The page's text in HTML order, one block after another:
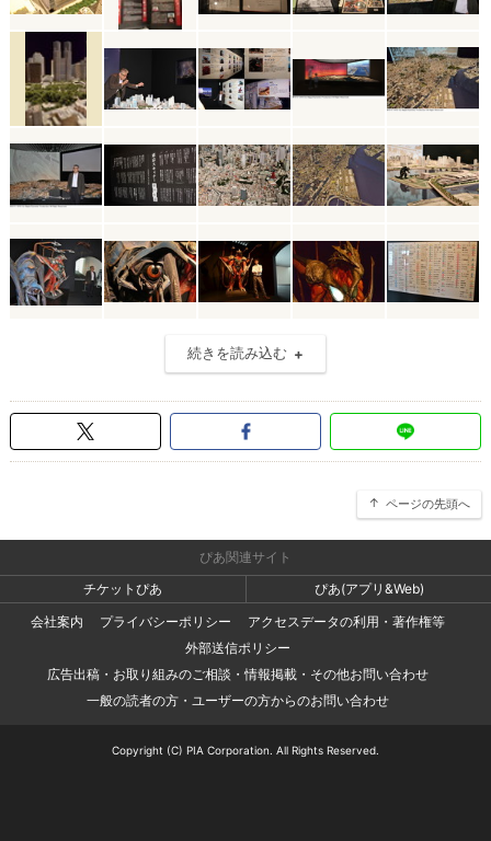
続きを読み込む
ページの先頭へ
ぴあ関連サイト
チケットぴあ
ぴあ(アプリ&Web)
会社案内
プライバシーポリシー
アクセスデータの利用・著作権等
外部送信ポリシー
広告出稿・お取り組みのご相談・情報掲載・その他お問い合わせ
一般の読者の方・ユーザーの方からのお問い合わせ
Copyright (C) PIA Corporation. All Rights Reserved.